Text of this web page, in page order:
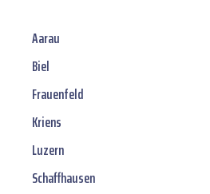
Aarau
Biel
Frauenfeld
Kriens
Luzern
Schaffhausen